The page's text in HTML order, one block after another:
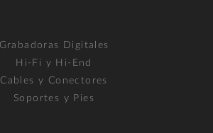
Grabadoras Digitales
Hi-Fi y Hi-End
Cables y Conectores
Soportes y Pies